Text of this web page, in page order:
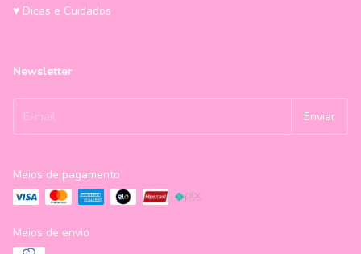
♥ Dicas e Cuidados
Newsletter
Meios de pagamento
Meios de envio